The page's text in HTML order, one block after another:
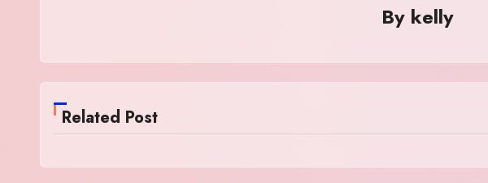
By kelly
Related Post